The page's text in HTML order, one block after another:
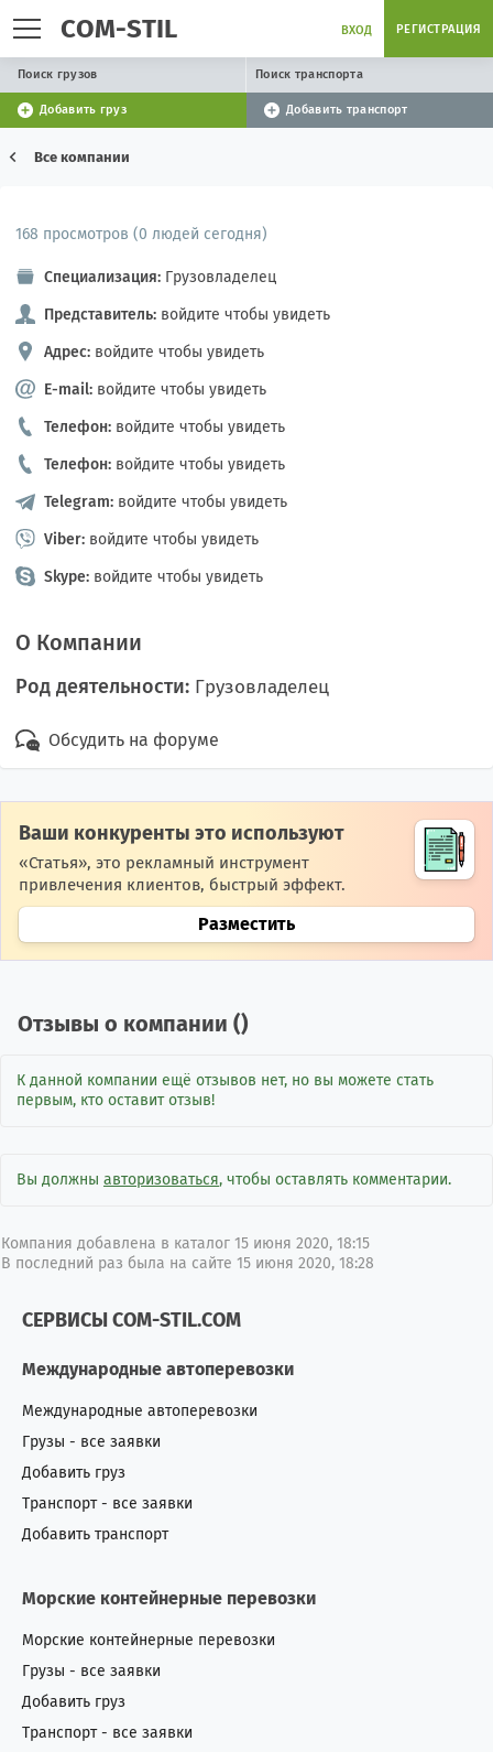
COM-STIL ВХОД РЕГИСТРАЦИЯ
Поиск грузов Поиск транспорта
Добавить груз Добавить транспорт
Все компании
168 просмотров (0 людей сегодня)
Специализация: Грузовладелец
Представитель: войдите чтобы увидеть
Адрес: войдите чтобы увидеть
E-mail: войдите чтобы увидеть
Телефон: войдите чтобы увидеть
Телефон: войдите чтобы увидеть
Telegram: войдите чтобы увидеть
Viber: войдите чтобы увидеть
Skype: войдите чтобы увидеть
О Компании
Род деятельности: Грузовладелец
Обсудить на форуме
Ваши конкуренты это используют
«Статья», это рекламный инструмент
привлечения клиентов, быстрый эффект.
Разместить
Отзывы о компании ()
К данной компании ещё отзывов нет, но вы можете стать
первым, кто оставит отзыв!
Вы должны авторизоваться, чтобы оставлять комментарии.
Компания добавлена в каталог 15 июня 2020, 18:15
В последний раз была на сайте 15 июня 2020, 18:28
СЕРВИСЫ COM-STIL.COM
Международные автоперевозки
Международные автоперевозки
Грузы - все заявки
Добавить груз
Транспорт - все заявки
Добавить транспорт
Морские контейнерные перевозки
Морские контейнерные перевозки
Грузы - все заявки
Добавить груз
Транспорт - все заявки